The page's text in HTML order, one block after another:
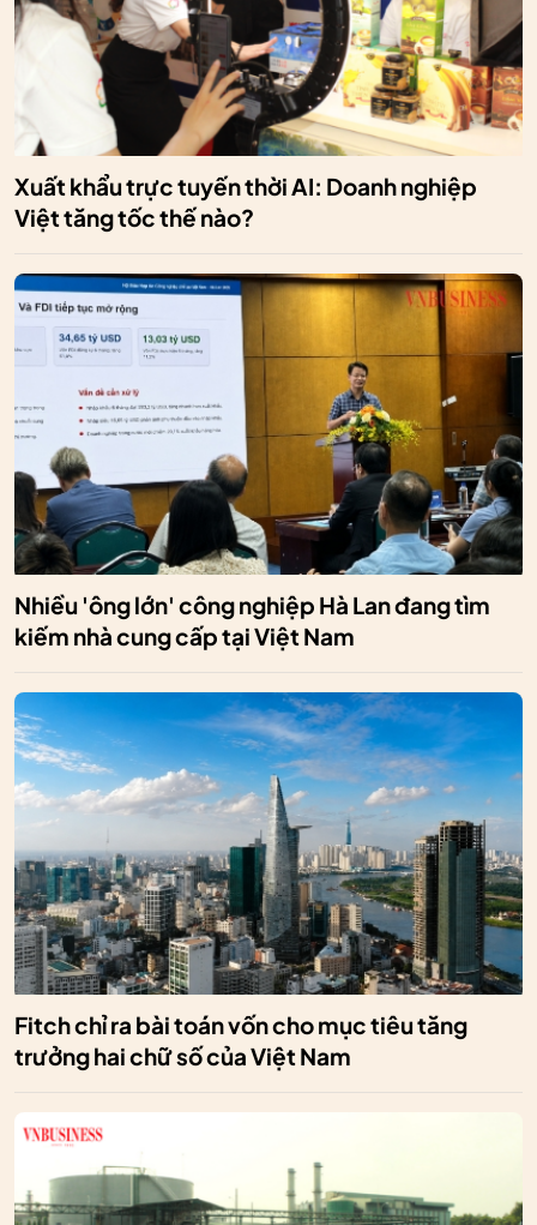
Xuất khẩu trực tuyến thời AI: Doanh nghiệp
Việt tăng tốc thế nào?
Nhiều 'ông lớn' công nghiệp Hà Lan đang tìm
kiếm nhà cung cấp tại Việt Nam
Fitch chỉ ra bài toán vốn cho mục tiêu tăng
trưởng hai chữ số của Việt Nam